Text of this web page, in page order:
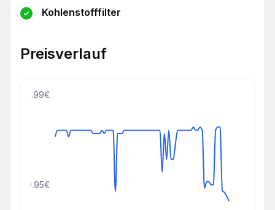
Kohlenstofffilter
Preisverlauf
20.95€
48.99€